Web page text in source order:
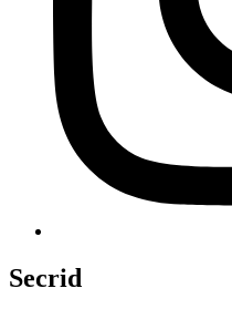
Secrid